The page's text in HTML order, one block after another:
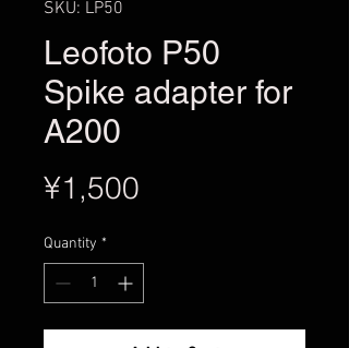
SKU: LP50
Leofoto P50
Spike adapter for
A200
¥1,500
Quantity *